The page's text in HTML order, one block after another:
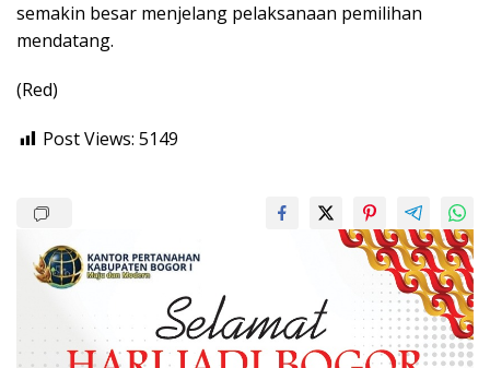
semakin besar menjelang pelaksanaan pemilihan
mendatang.
(Red)
Post Views: 5149